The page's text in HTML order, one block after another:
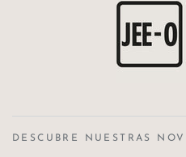
DESCUBRE NUESTRAS